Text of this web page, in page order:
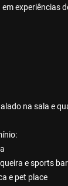
experiências
na sala e
e sports bar
e pet place